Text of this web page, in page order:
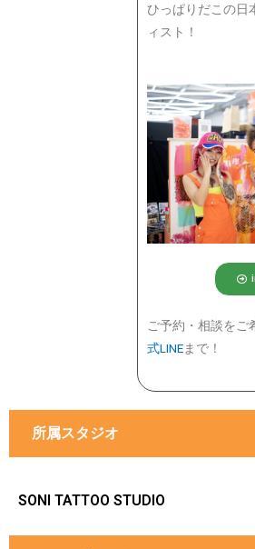
ひっぱりだこの日
ィスト！
ご予約・相談をご
式LINEまで！
所属スタジオ
SONI TATTOO STUDIO